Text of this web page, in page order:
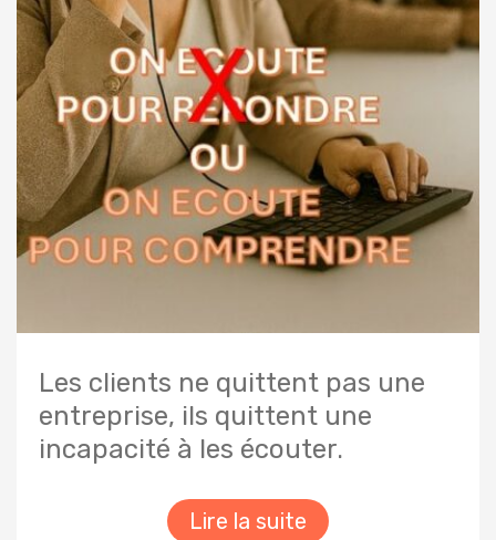
Les clients ne quittent pas une
entreprise, ils quittent une
incapacité à les écouter.
Lire la suite